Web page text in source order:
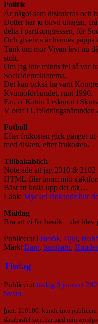
Politik
Är något som diskuteras och
Dotter har ju blivit uttagen,
delta i partikongressen, för
Och givetvis är hennes pappa
Tänk om mor Vivan levt nu
stolt.
Om jag inte minns fel så var
Socialdemokraterna.
Det kan också ha varit
Kvinnoförbundet, runt 1990.
F.n. är Katrin Ledamot i
V ordf i Utbildningsnämnden
Fotboll
Efter frukosten gick gänget
med disken, efter frukosten.
Tillbakablick
Noterade att jag 2010 & 2102
HTML-filer inom mitt
Bäst att kolla upp det där…
Länk: Mycket tänkande blir
Middag
Bra att vi får besök – det blev
Publicerat i Besök, Djur,
Märkt Barn, barnbarn,
Tisdag
Publicerattisdag 5 januari
Svara
[not: 210106: kunde inte
databasfel som har med min